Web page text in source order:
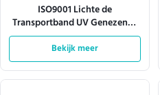
ISO9001 Lichte de
Transportband UV Genezende
Machine 380V 50HZ van de
hittedissipatie
Bekijk meer